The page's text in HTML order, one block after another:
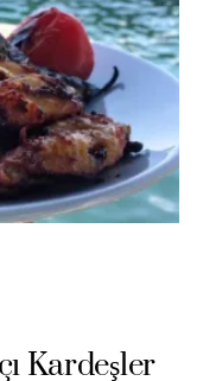
Kardeşler